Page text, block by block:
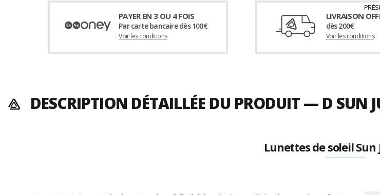
PAYER EN 3 OU 4 FOIS
Par carte bancaire dès 100€
Voir les conditions
LIVRAISON
dès 200€
Voir les conditions
DESCRIPTION DÉTAILLÉE DU PRODUIT — D SUN
Lunettes de soleil Sun